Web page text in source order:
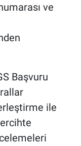
ve
Başvuru
ile